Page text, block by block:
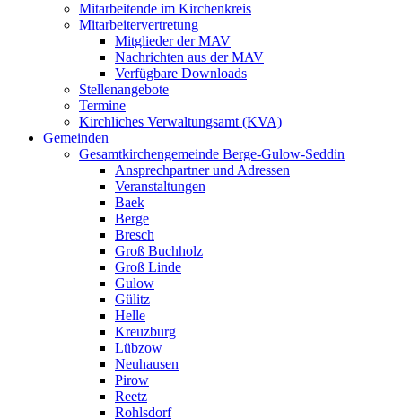
Mitarbeitende im Kirchenkreis
Mitarbeitervertretung
Mitglieder der MAV
Nachrichten aus der MAV
Verfügbare Downloads
Stellenangebote
Termine
Kirchliches Verwaltungsamt (KVA)
Gemeinden
Gesamtkirchengemeinde Berge-Gulow-Seddin
Ansprechpartner und Adressen
Veranstaltungen
Baek
Berge
Bresch
Groß Buchholz
Groß Linde
Gulow
Gülitz
Helle
Kreuzburg
Lübzow
Neuhausen
Pirow
Reetz
Rohlsdorf